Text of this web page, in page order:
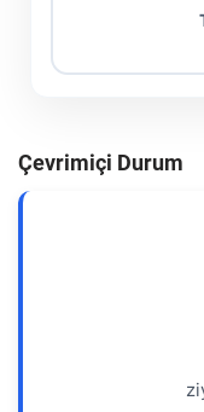
Çevrimiçi Durum